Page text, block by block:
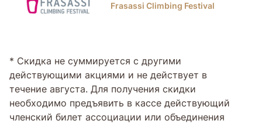
Frasassi Climbing Festival
* Скидка не суммируется с другими
действующими акциями и не действует в
течение августа. Для получения скидки
необходимо предъявить в кассе действующий
членский билет ассоциации или объединения